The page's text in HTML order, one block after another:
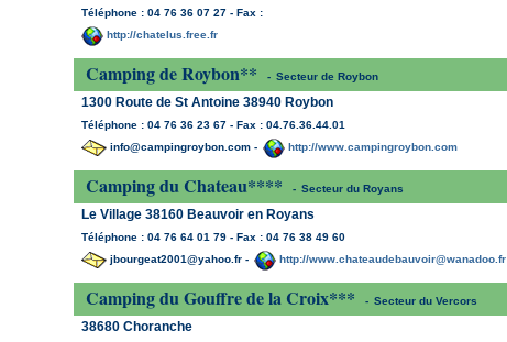
Téléphone : 04 76 36 07 27 - Fax :
http://chatelus.free.fr
Camping de Roybon** - Secteur de Roybon
1300 Route de St Antoine 38940 Roybon
Téléphone : 04 76 36 23 67 - Fax : 04.76.36.44.01
info@campingroybon.com -
http://www.campingroybon.com
Camping du Chateau**** - Secteur du Royans
Le Village 38160 Beauvoir en Royans
Téléphone : 04 76 64 01 79 - Fax : 04 76 38 49 60
jbourgeat2001@yahoo.fr -
http://www.chateaudebauvoir@wanadoo.fr
Camping du Gouffre de la Croix*** - Secteur du Vercors
38680 Choranche